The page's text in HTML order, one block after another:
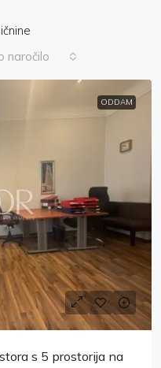
naročilo
ODDAM
s 5 prostorija na